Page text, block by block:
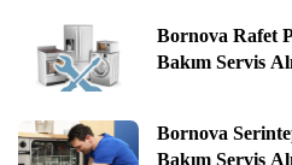
Bornova Rafet
Bakım Servis
Bornova
Bakım Servis